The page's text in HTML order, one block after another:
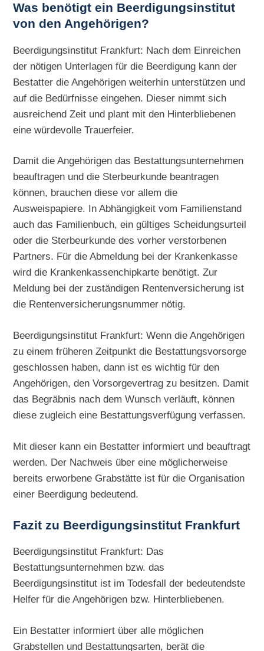
Was benötigt ein Beerdigungsinstitut
von den Angehörigen?
Beerdigungsinstitut Frankfurt: Nach dem Einreichen
der nötigen Unterlagen für die Beerdigung kann der
Bestatter die Angehörigen weiterhin unterstützen und
auf die Bedürfnisse eingehen. Dieser nimmt sich
ausreichend Zeit und plant mit den Hinterbliebenen
eine würdevolle Trauerfeier.
Damit die Angehörigen das Bestattungsunternehmen
beauftragen und die Sterbeurkunde beantragen
können, brauchen diese vor allem die
Ausweispapiere. In Abhängigkeit vom Familienstand
auch das Familienbuch, ein gültiges Scheidungsurteil
oder die Sterbeurkunde des vorher verstorbenen
Partners. Für die Abmeldung bei der Krankenkasse
wird die Krankenkassenchipkarte benötigt. Zur
Meldung bei der zuständigen Rentenversicherung ist
die Rentenversicherungsnummer nötig.
Beerdigungsinstitut Frankfurt: Wenn die Angehörigen
zu einem früheren Zeitpunkt die Bestattungsvorsorge
geschlossen haben, dann ist es wichtig für den
Angehörigen, den Vorsorgevertrag zu besitzen. Damit
das Begräbnis nach dem Wunsch verläuft, können
diese zugleich eine Bestattungsverfügung verfassen.
Mit dieser kann ein Bestatter informiert und beauftragt
werden. Der Nachweis über eine möglicherweise
bereits erworbene Grabstätte ist für die Organisation
einer Beerdigung bedeutend.
Fazit zu Beerdigungsinstitut Frankfurt
Beerdigungsinstitut Frankfurt: Das
Bestattungsunternehmen bzw. das
Beerdigungsinstitut ist im Todesfall der bedeutendste
Helfer für die Angehörigen bzw. Hinterbliebenen.
Ein Bestatter informiert über alle möglichen
Grabstellen und Bestattungsarten, berät die